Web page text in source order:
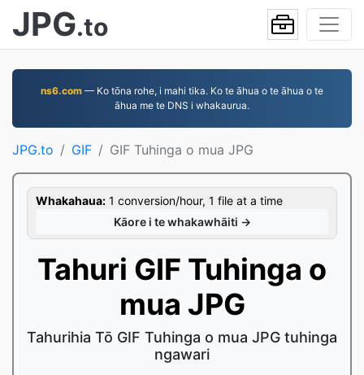
JPG.to
ns6.com — Ko tōna rohe, i mahi tika. Ko te āhua o te āhua o te
āhua me te DNS i whakaurua.
JPG.to GIF GIF Tuhinga o mua JPG
Whakahaua: 1 conversion/hour, 1 file at a time
Kāore i te whakawhāiti →
Tahuri GIF Tuhinga o
mua JPG
Tahurihia Tō GIF Tuhinga o mua JPG tuhinga
ngawari